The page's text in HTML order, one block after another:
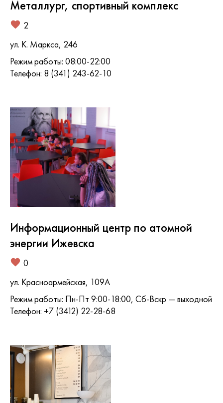
Металлург, спортивный комплекс
2
ул. К. Маркса, 246
Режим работы: 08:00-22:00
Телефон: 8 (341) 243-62-10
Информационный центр по атомной
энергии Ижевска
0
ул. Красноармейская, 109А
Режим работы: Пн-Пт 9:00-18:00, Сб-Вскр — выходной
Телефон: +7 (3412) 22-28-68